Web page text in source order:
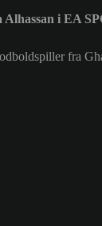
Alhassan i EA
fra